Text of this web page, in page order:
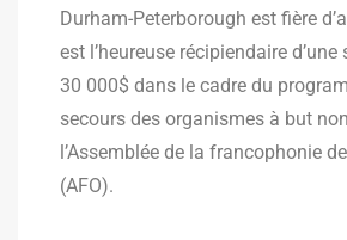
Durham-Peterborough est fière
est l’heureuse récipiendaire
30 000$ dans le cadre du
secours des organismes à but
l’Assemblée de la francophonie
(AFO).